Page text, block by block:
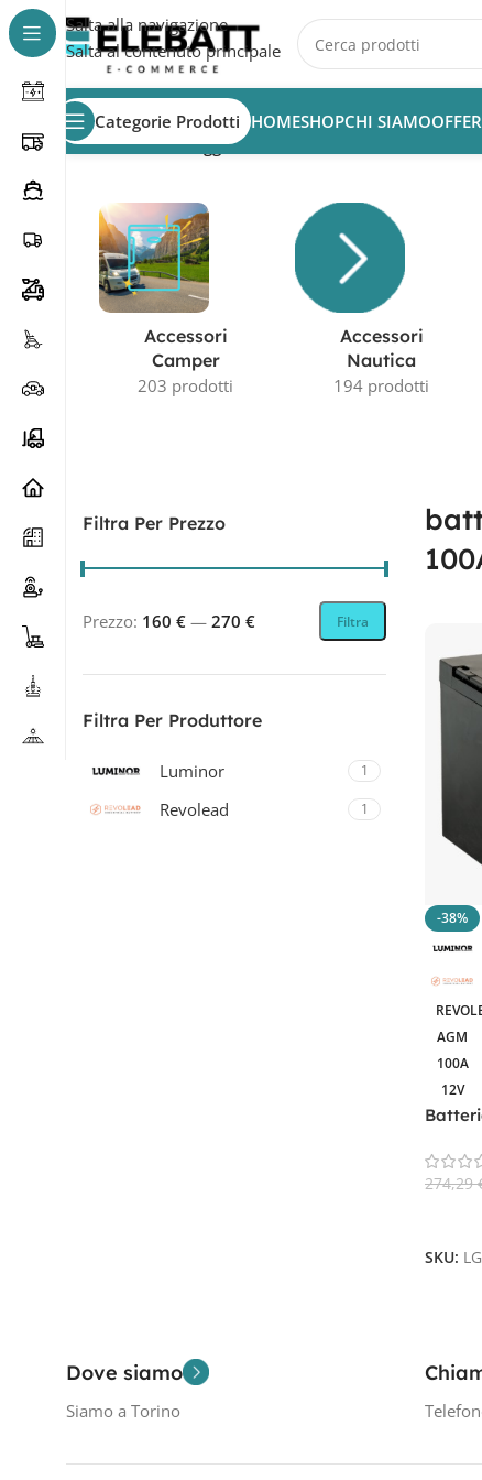
Salta alla navigazione
Salta al contenuto principale
Categorie Prodotti HOMESHOPCHI SIAMO
Home/Prodotti taggati “batteria AGM 12V 100Ah”
Accessori
Camper
203 prodotti
Accessori
Nautica
194 prodotti
Filtra Per Prezzo
Filtra
Prezzo: 160 € — 270 €
Filtra Per Produttore
Luminor 1
Revolead 1
-38%
AGM
100A
12V
274,29
SKU:
Dove siamo
Siamo a Torino